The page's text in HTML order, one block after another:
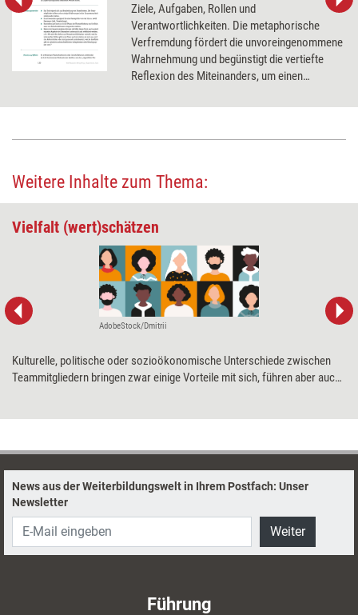
Ziele, Aufgaben, Rollen und
Verantwortlichkeiten. Die metaphorische
Verfremdung fördert die unvoreingenommene
Wahrnehmung und begünstigt die vertiefte
Reflexion des Miteinanders, um einen
zukünftige Aufgaben zu erzielen.
Weitere Inhalte zum Thema:
Vielfalt (wert)schätzen
AdobeStock/Dmitrii
Kulturelle, politische oder sozioökonomische Unterschiede zwischen
Teammitgliedern bringen zwar einige Vorteile mit sich, führen aber auch
Ulrich erklärt, was dahintersteckt und wie es als Methode im Umgang mit
multikulturellen Teams eingesetzt werden kann.
News aus der Weiterbildungswelt in Ihrem Postfach: Unser
Newsletter
Weiter
Führung